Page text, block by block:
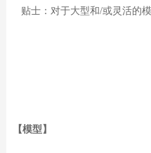
贴士：对于大型和/或灵活的
【模型】